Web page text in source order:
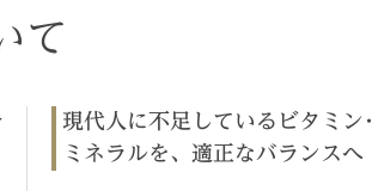
て
現代人に不足しているビタミン･
ミネラルを、適正なバランスへ